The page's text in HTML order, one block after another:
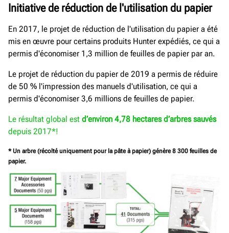
Initiative de réduction de l'utilisation du papier
En 2017, le projet de réduction de l'utilisation du papier a été
mis en œuvre pour certains produits Hunter expédiés, ce qui a
permis d'économiser 1,3 million de feuilles de papier par an.
Le projet de réduction du papier de 2019 a permis de réduire
de 50 % l'impression des manuels d'utilisation, ce qui a
permis d'économiser 3,6 millions de feuilles de papier.
Le résultat global est d’environ 4,78 hectares d’arbres sauvés
depuis 2017*!
* Un arbre (récolté uniquement pour la pâte à papier) génère 8 300 feuilles de
papier.